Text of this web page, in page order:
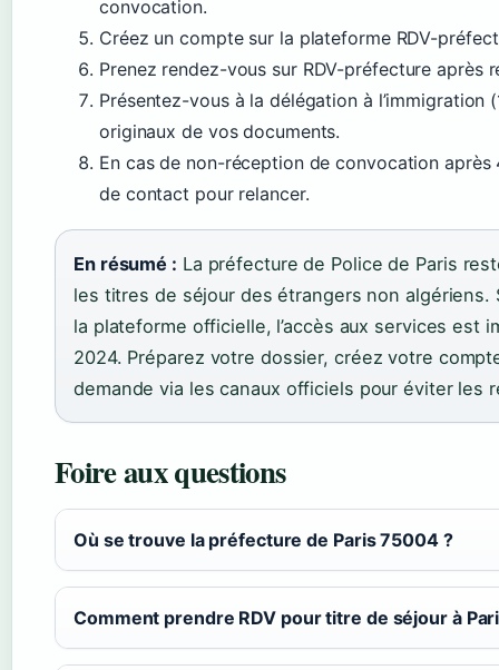
convocation.
Créez un compte sur la plateforme RDV-
Prenez rendez-vous sur RDV-préfecture après
Présentez-vous à la délégation à l’immigration
originaux de vos documents.
En cas de non-réception de convocation
de contact pour relancer.
En résumé : La préfecture de Police de Paris
les titres de séjour des étrangers non algériens.
la plateforme officielle, l’accès aux services est
2024. Préparez votre dossier, créez votre
demande via les canaux officiels pour éviter les
Foire aux questions
Où se trouve la préfecture de Paris 75004 ?
Comment prendre RDV pour titre de séjour à